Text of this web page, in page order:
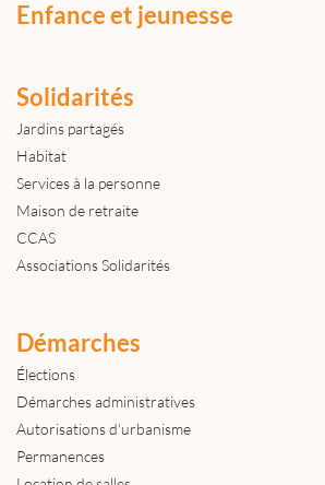
Enfance et jeunesse
Solidarités
Jardins partagés
Habitat
Services à la personne
Maison de retraite
CCAS
Associations Solidarités
Démarches
Élections
Démarches administratives
Autorisations d'urbanisme
Permanences